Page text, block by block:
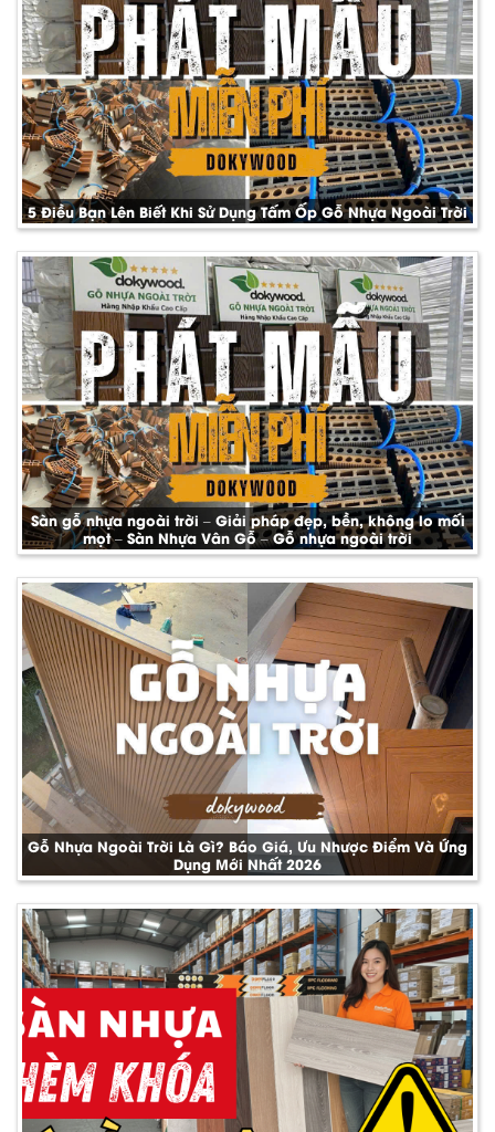
5 Điều Bạn Lên Biết Khi Sử Dụng Tấm Ốp Gỗ Nhựa Ngoài Trời
Sàn gỗ nhựa ngoài trời – Giải pháp đẹp, bền, không lo mối
mọt – Sàn Nhựa Vân Gỗ – Gỗ nhựa ngoài trời
Gỗ Nhựa Ngoài Trời Là Gì? Báo Giá, Ưu Nhược Điểm Và Ứng
Dụng Mới Nhất 2026